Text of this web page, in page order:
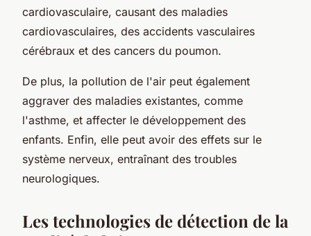
cardiovasculaire, causant des maladies
cardiovasculaires, des accidents vasculaires
cérébraux et des cancers du poumon.
De plus, la pollution de l'air peut également
aggraver des maladies existantes, comme
l'asthme, et affecter le développement des
enfants. Enfin, elle peut avoir des effets sur le
système nerveux, entraînant des troubles
neurologiques.
Les technologies de détection de la